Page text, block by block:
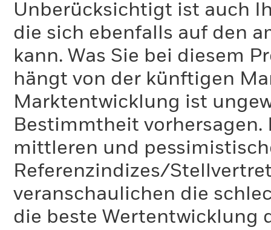
Unberücksichtigt ist auch
die sich ebenfalls auf den
kann. Was Sie bei diesem
hängt von der künftigen
Marktentwicklung ist
Bestimmtheit
mittleren und
Referenzindizes/
veranschaulichen die
die beste Wertentwicklung